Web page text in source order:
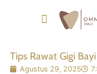
Menu
Tips Rawat Gigi
Agustus 29, 2025